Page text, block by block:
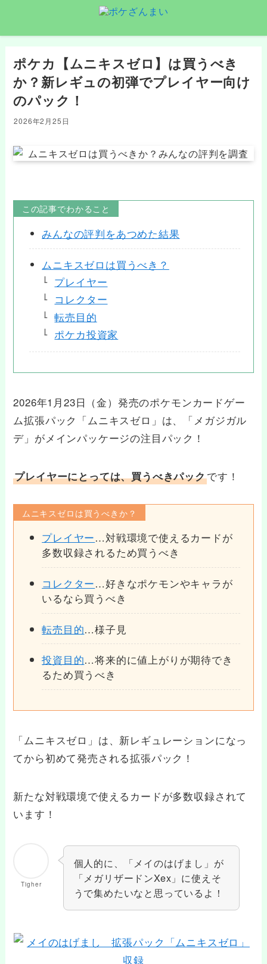
ポケカ【ムニキスゼロ】は買うべき
か？新レギュの初弾でプレイヤー向け
のパック！
2026年2月25日
この記事でわかること
みんなの評判をあつめた結果
ムニキスゼロは買うべき？
プレイヤー
コレクター
転売目的
ポケカ投資家
2026年1月23日（金）発売のポケモンカードゲー
ム拡張パック「ムニキスゼロ」は、「メガジガル
デ」がメインパッケージの注目パック！
プレイヤーにとっては、買うべきパックです！
ムニキスゼロは買うべきか？
プレイヤー…対戦環境で使えるカードが
多数収録されるため買うべき
コレクター…好きなポケモンやキャラが
いるなら買うべき
転売目的…様子見
投資目的…将来的に値上がりが期待でき
るため買うべき
「ムニキスゼロ」は、新レギュレーションになっ
てから初めて発売される拡張パック！
新たな対戦環境で使えるカードが多数収録されて
います！
Tigher
個人的に、「メイのはげまし」が
「メガリザードンXex」に使えそ
うで集めたいなと思っているよ！